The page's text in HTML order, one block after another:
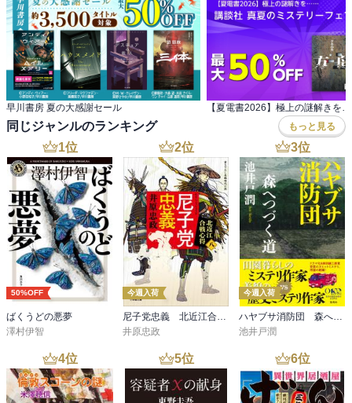
早川書房 夏の大感謝セール
同じジャンルのランキング もっと見る
1位
50%OFF
ばくうどの悪夢
澤村伊智
2位
今週入荷
尼子党忠義 北近江合戦心得〈八〉
井原忠政
3位
今週入荷
ハヤブサ消防団 森へつづく道
池井戸潤
4位 5位 6位